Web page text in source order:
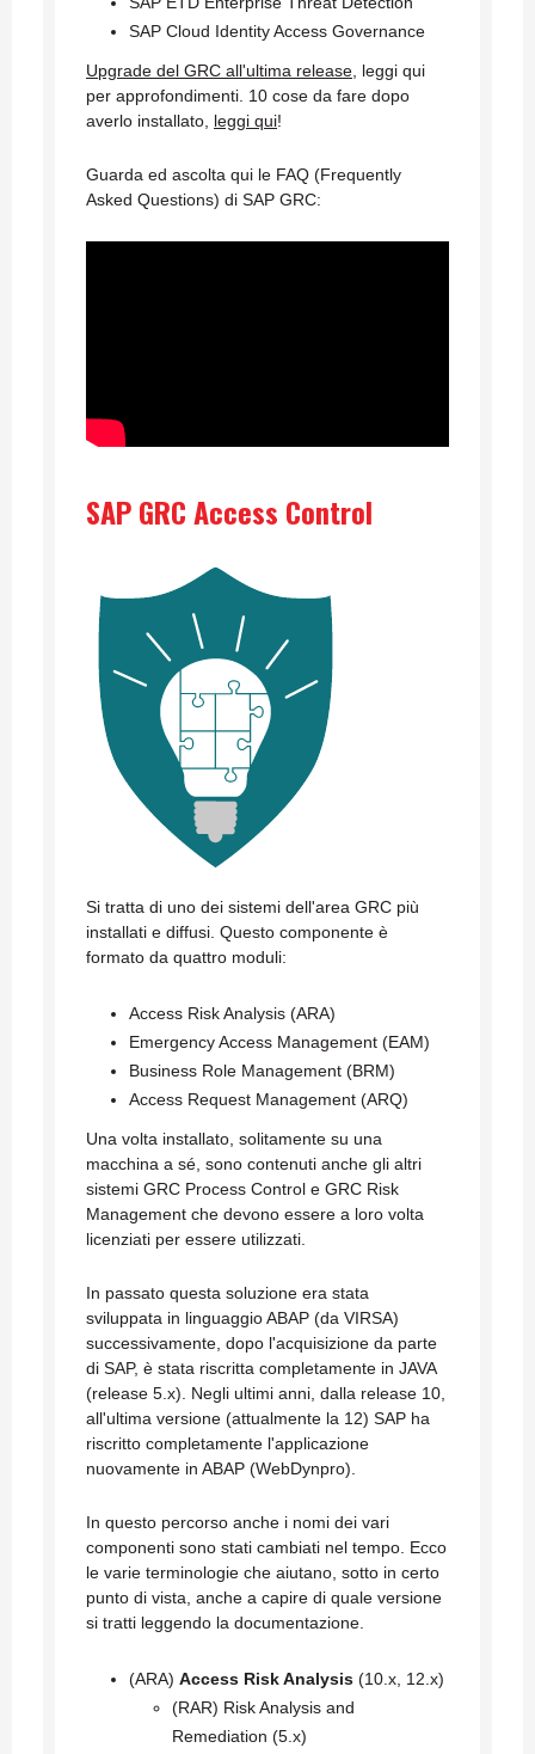
SAP Cloud Identity Access Governance
Upgrade del GRC all'ultima release, leggi qui
per approfondimenti. 10 cose da fare dopo
averlo installato, leggi qui!
Guarda ed ascolta qui le FAQ (Frequently
Asked Questions) di SAP GRC:
SAP GRC Access Control
Si tratta di uno dei sistemi dell'area GRC più
installati e diffusi. Questo componente è
formato da quattro moduli:
Access Risk Analysis (ARA)
Emergency Access Management (EAM)
Business Role Management (BRM)
Access Request Management (ARQ)
Una volta installato, solitamente su una
macchina a sé, sono contenuti anche gli altri
sistemi GRC Process Control e GRC Risk
Management che devono essere a loro volta
licenziati per essere utilizzati.
In passato questa soluzione era stata
sviluppata in linguaggio ABAP (da VIRSA)
successivamente, dopo l'acquisizione da parte
di SAP, è stata riscritta completamente in JAVA
(release 5.x). Negli ultimi anni, dalla release 10,
all'ultima versione (attualmente la 12) SAP ha
riscritto completamente l'applicazione
nuovamente in ABAP (WebDynpro).
In questo percorso anche i nomi dei vari
componenti sono stati cambiati nel tempo. Ecco
le varie terminologie che aiutano, sotto in certo
punto di vista, anche a capire di quale versione
si tratti leggendo la documentazione.
(ARA) Access Risk Analysis (10.x, 12.x)
(RAR) Risk Analysis and
Remediation (5.x)